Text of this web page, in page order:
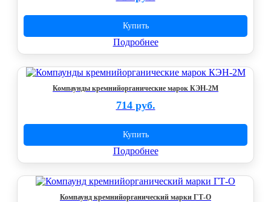
Купить
Подробнее
Компаунды кремнийорганические марок КЭН-2М
714 руб.
Купить
Подробнее
Компаунд кремнийорганический марки ГТ-О